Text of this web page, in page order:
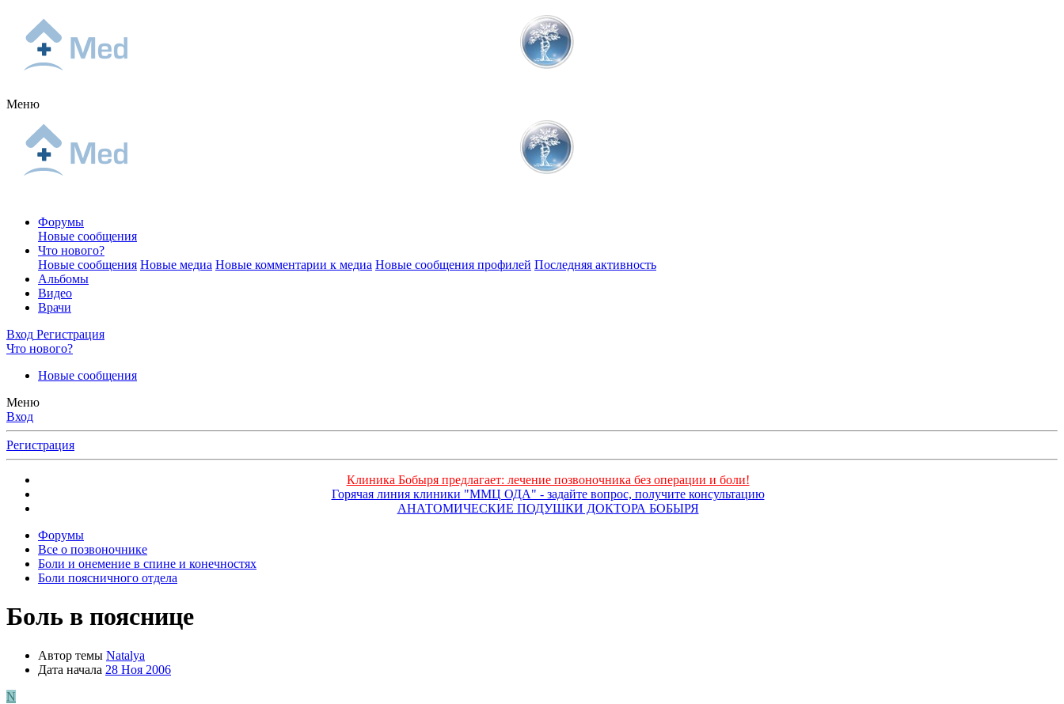
Меню
Форумы
Новые сообщения
Что нового?
Новые сообщения Новые медиа Новые комментарии к медиа Новые сообщения профилей Последняя активность
Альбомы
Видео
Врачи
Вход Регистрация
Что нового?
Новые сообщения
Меню
Вход
Регистрация
Клиника Бобыря предлагает: лечение позвоночника без операции и боли!
Горячая линия клиники "ММЦ ОДА" - задайте вопрос, получите консультацию
АНАТОМИЧЕСКИЕ ПОДУШКИ ДОКТОРА БОБЫРЯ
Форумы
Все о позвоночнике
Боли и онемение в спине и конечностях
Боли поясничного отдела
Боль в пояснице
Автор темы Natalya
Дата начала 28 Ноя 2006
N